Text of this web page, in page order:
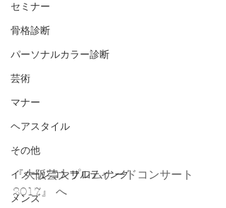
セミナー
骨格診断
パーソナルカラー診断
芸術
マナー
ヘアスタイル
その他
イメージコンサルティング
メンズ
『大阪芸大プロムナードコンサート
2017』 へ